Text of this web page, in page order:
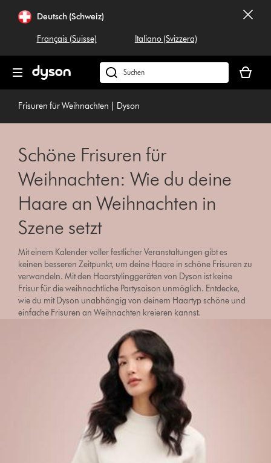
überspringenDeutsch (Schweiz)
Français (Suisse) Italiano (Svizzera)
Dyson.ch
durchsuchen
ist
Frisuren für Weihnachten | Dyson
Schöne Frisuren für
Weihnachten: Wie du deine
Haare an Weihnachten in
Szene setzt
Mit einem Kalender voller festlicher Veranstaltungen gibt es
keinen besseren Zeitpunkt, um deine Haare in schöne Frisuren zu
verwandeln. Mit den Haarstylinggeräten von Dyson ist keine
Frisur für die weihnachtliche Partysaison unmöglich. Entdecke,
wie du mit Dyson unabhängig von deinem Haartyp schöne und
einfache Frisuren an Weihnachten kreieren kannst.